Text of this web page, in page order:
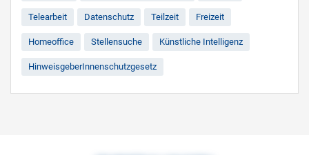
Telearbeit Datenschutz Teilzeit Freizeit
Homeoffice Stellensuche Künstliche Intelligenz
HinweisgeberInnenschutzgesetz